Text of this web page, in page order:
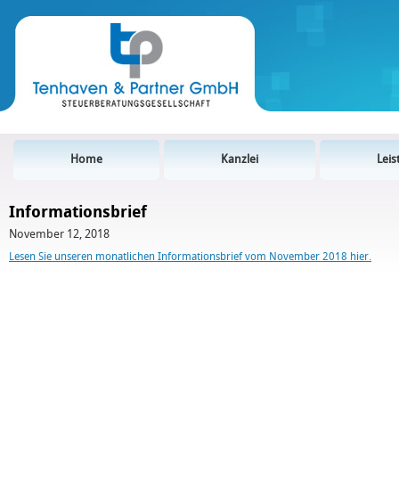
Home Kanzlei
Informationsbrief
November 12, 2018
Lesen Sie unseren monatlichen Informationsbrief vom November 2018 hier.